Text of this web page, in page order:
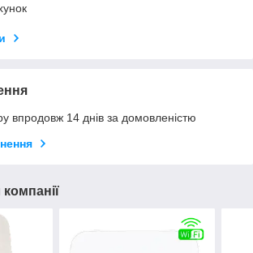
впродовж 14 днів за домовленістю